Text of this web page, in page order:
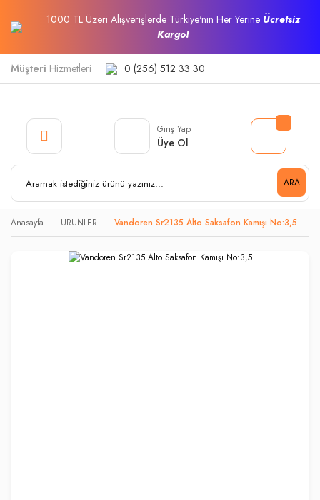
1000 TL Üzeri Alışverişlerde Türkiye'nin Her Yerine Ücretsiz
Kargo!
Müşteri Hizmetleri 0 (256) 512 33 30
ARA
Giriş Yap
Üye Ol
Anasayfa ÜRÜNLER Vandoren Sr2135 Alto Saksafon Kamışı No:3,5